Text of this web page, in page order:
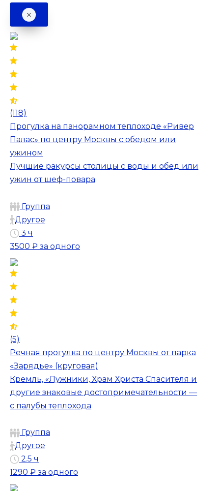
(118)
Прогулка на панорамном теплоходе «Ривер
Палас» по центру Москвы с обедом или
ужином
Лучшие ракурсы столицы с воды и обед или
ужин от шеф-повара
Группа
Другое
3 ч
3500 ₽ за одного
(5)
Речная прогулка по центру Москвы от парка
«Зарядье» (круговая)
Кремль, «Лужники, Храм Христа Спасителя и
другие знаковые достопримечательности —
с палубы теплохода
Группа
Другое
2.5 ч
1290 ₽ за одного